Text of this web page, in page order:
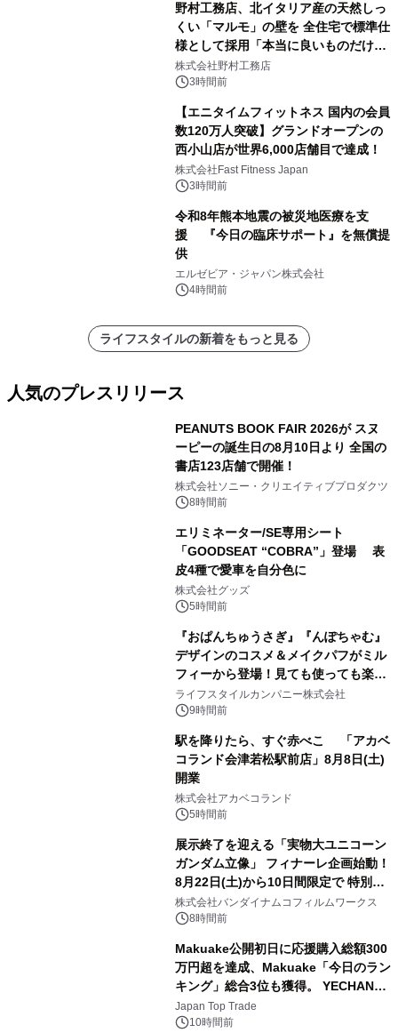
野村工務店、北イタリア産の天然しっ
くい「マルモ」の壁を 全住宅で標準仕
様として採用「本当に良いものだけに
こだわる」
株式会社野村工務店
3時間前
【エニタイムフィットネス 国内の会員
数120万人突破】グランドオープンの
西小山店が世界6,000店舗目で達成！
株式会社Fast Fitness Japan
3時間前
令和8年熊本地震の被災地医療を支
援 『今日の臨床サポート』を無償提
供
エルゼビア・ジャパン株式会社
4時間前
ライフスタイルの新着をもっと見る
人気のプレスリリース
PEANUTS BOOK FAIR 2026が スヌ
ーピーの誕生日の8月10日より 全国の
書店123店舗で開催！
株式会社ソニー・クリエイティブプロダクツ
8時間前
エリミネーター/SE専用シート
「GOODSEAT “COBRA”」登場 表
皮4種で愛車を自分色に
株式会社グッズ
5時間前
『おぱんちゅうさぎ』『んぽちゃむ』
デザインのコスメ＆メイクパフがミル
フィーから登場！見ても使っても楽し
い、ポップでキュートなコレクショ
ン。
ライフスタイルカンパニー株式会社
9時間前
駅を降りたら、すぐ赤べこ 「アカベ
コランド会津若松駅前店」8月8日(土)
開業
株式会社アカベコランド
5時間前
展示終了を迎える「実物大ユニコーン
ガンダム立像」 フィナーレ企画始動！
8月22日(土)から10日間限定で 特別映
像『UNICORN GUNDAM Statue ―
BEYOND POSSIBILITY ―』を上映！
株式会社バンダイナムコフィルムワークス
8時間前
Makuake公開初日に応援購入総額300
万円超を達成、Makuake「今日のラン
キング」総合3位も獲得。 YECHAN音
浴シンギングボウル第2弾の大型サイ
ズ（XL・2XL・3XL）を先行販売中
Japan Top Trade
10時間前